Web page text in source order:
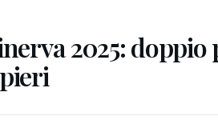
2025: doppio